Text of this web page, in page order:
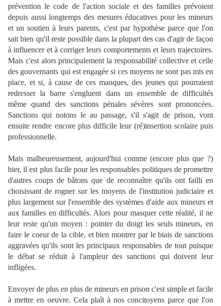
prévention le code de l'action sociale et des familles prévoient
depuis aussi longtemps des mesures éducatives pour les mineurs
et un soutien à leurs parents, c'est par hypothèse parce que l'on
sait bien qu'il reste possible dans la plupart des cas d'agir de façon
à influencer et à corriger leurs comportements et leurs trajectoires.
Mais c'est alors principalement la responsabilité collective et celle
des gouvernants qui est engagée si ces moyens ne sont pas mis en
place, et si, à cause de ces manques, des jeunes qui pourraient
redresser la barre s'engluent dans un ensemble de difficultés
même quand des sanctions pénales sévères sont prononcées.
Sanctions qui notons le au passage, s'il s'agit de prison, vont
ensuite rendre encore plus difficile leur (ré)insertion scolaire puis
professionnelle.
Mais malheureusement, aujourd'hui comme (encore plus que ?)
hier, il est plus facile pour les responsables politiques de promettre
d'autres coups de bâtons que de reconnaître qu'ils ont failli en
choisissant de rogner sur les moyens de l'institution judiciaire et
plus largement sur l'ensemble des systèmes d'aide aux mineurs et
aux familles en difficultés. Alors pour masquer cette réalité, il ne
leur reste qu'un moyen : pointer du doigt les seuls mineurs, en
faire le coeur de la cible, et bien montrer par le biais de sanctions
aggravées qu'ils sont les principaux responsables de tout puisque
le débat se réduit à l'ampleur des sanctions qui doivent leur
infligées.
Envoyer de plus en plus de mineurs en prison c'est simple et facile
à mettre en oeuvre. Cela plaît à nos concitoyens parce que l'on